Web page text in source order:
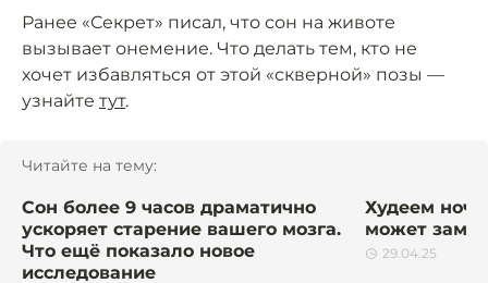
Ранее «Секрет» писал, что сон на животе
вызывает онемение. Что делать тем, кто не
хочет избавляться от этой «скверной» позы —
узнайте тут.
Читайте на тему:
Сон более 9 часов драматично
ускоряет старение вашего мозга.
Что ещё показало новое
исследование
Худеем
может
29.04.25